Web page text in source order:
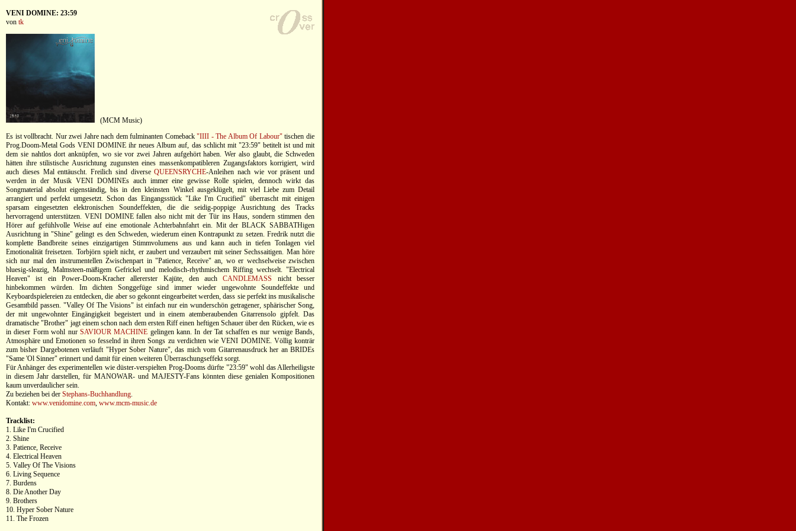
VENI DOMINE: 23:59
von tk
(MCM Music)
Es ist vollbracht. Nur zwei Jahre nach dem fulminanten Comeback"IIII - The Album Of Labour"tischen die
Prog.Doom-Metal Gods VENI DOMINE ihr neues Album auf, das schlicht mit "23:59" betitelt ist und mit
dem sie nahtlos dort anknüpfen, wo sie vor zwei Jahren aufgehört haben. Wer also glaubt, die Schweden
hätten ihre stilistische Ausrichtung zugunsten eines massenkompatibleren Zugangsfaktors korrigiert, wird
auch dieses Mal enttäuscht. Freilich sind diverseQUEENSRYCHE-Anleihen nach wie vor präsent und
werden in der Musik VENI DOMINEs auch immer eine gewisse Rolle spielen, dennoch wirkt das
Songmaterial absolut eigenständig, bis in den kleinsten Winkel ausgeklügelt, mit viel Liebe zum Detail
arrangiert und perfekt umgesetzt. Schon das Eingangsstück "Like I'm Crucified" überrascht mit einigen
sparsam eingesetzten elektronischen Soundeffekten, die die seidig-poppige Ausrichtung des Tracks
hervorragend unterstützen. VENI DOMINE fallen also nicht mit der Tür ins Haus, sondern stimmen den
Hörer auf gefühlvolle Weise auf eine emotionale Achterbahnfahrt ein. Mit der BLACK SABBATHigen
Ausrichtung in "Shine" gelingt es den Schweden, wiederum einen Kontrapunkt zu setzen. Fredrik nutzt die
komplette Bandbreite seines einzigartigen Stimmvolumens aus und kann auch in tiefen Tonlagen viel
Emotionalität freisetzen. Torbjörn spielt nicht, er zaubert und verzaubert mit seiner Sechssaitigen. Man höre
sich nur mal den instrumentellen Zwischenpart in "Patience, Receive" an, wo er wechselweise zwischen
bluesig-sleazig, Malmsteen-mäßigem Gefrickel und melodisch-rhythmischem Riffing wechselt. "Electrical
Heaven" ist ein Power-Doom-Kracher allererster Kajüte, den auchCANDLEMASS
nicht besser
hinbekommen würden. Im dichten Songgefüge sind immer wieder ungewohnte Soundeffekte und
Keyboardspielereien zu entdecken, die aber so gekonnt eingearbeitet werden, dass sie perfekt ins musikalische
Gesamtbild passen. "Valley Of The Visions" ist einfach nur ein wunderschön getragener, sphärischer Song,
der mit ungewohnter Eingängigkeit begeistert und in einem atemberaubenden Gitarrensolo gipfelt. Das
dramatische "Brother" jagt einem schon nach dem ersten Riff einen heftigen Schauer über den Rücken, wie es
in dieser Form wohl nur SAVIOUR MACHINE gelingen kann. In der Tat schaffen es nur wenige Bands,
Atmosphäre und Emotionen so fesselnd in ihren Songs zu verdichten wie VENI DOMINE. Völlig konträr
zum bisher Dargebotenen verläuft "Hyper Sober Nature", das mich vom Gitarrenausdruck her an BRIDEs
"Same 'Ol Sinner" erinnert und damit für einen weiteren Überraschungseffekt sorgt.
Für Anhänger des experimentellen wie düster-verspielten Prog-Dooms dürfte "23:59" wohl das Allerheiligste
in diesem Jahr darstellen, für MANOWAR- und MAJESTY-Fans könnten diese genialen Kompositionen
kaum unverdaulicher sein.
Zu beziehen bei der Stephans-Buchhandlung.
Kontakt: www.venidomine.com, www.mcm-music.de
Tracklist:
1. Like I'm Crucified
2. Shine
3. Patience, Receive
4. Electrical Heaven
5. Valley Of The Visions
6. Living Sequence
7. Burdens
8. Die Another Day
9. Brothers
10. Hyper Sober Nature
11. The Frozen